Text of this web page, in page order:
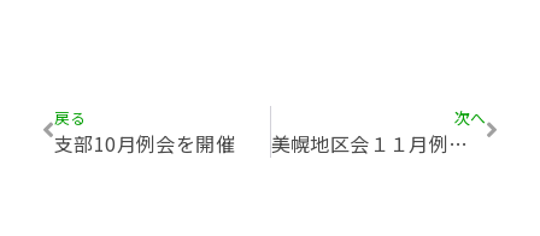
戻る
支部10月例会を開催
次へ
美幌地区会１１月例会を開催